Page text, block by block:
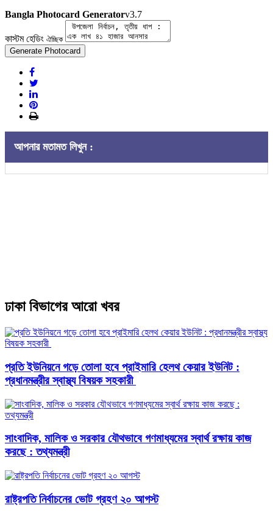
Bangla Photocard Generatorv3.7
কাস্টম হেডিং ঐচ্ছিক
Generate Photocard
আপনার মতামত লিখুন :
ঢাকা বিভাগের আরো খবর
প্রতি ইউনিয়নে গড়ে তোলা হবে প্রাইমারি হেলথ কেয়ার ইউনিট :
প্রধানমন্ত্রীর স্বাস্থ্য বিষয়ক সহকারী
সাংবাদিক, মালিক ও সরকার যৌথভাবে গণমাধ্যমের স্বার্থ রক্ষায় কাজ
করছে : তথ্যমন্ত্রী
রাষ্ট্রপতি নির্বাচনের ভোট গ্রহণ ২০ আগস্ট